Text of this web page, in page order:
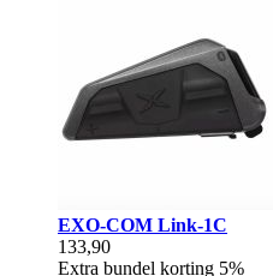
EXO-COM Link-1C
133,90
Extra bundel korting 5%